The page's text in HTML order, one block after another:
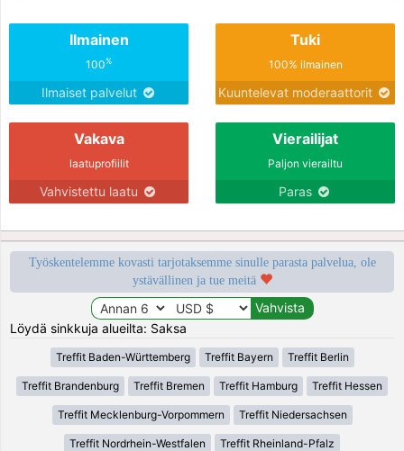
Ilmainen
100%
Ilmaiset palvelut
Tuki
100% ilmainen
Kuuntelevat moderaattorit
Vakava
laatuprofiilit
Vahvistettu laatu
Vierailijat
Paljon vierailtu
Paras
Työskentelemme kovasti tarjotaksemme sinulle parasta palvelua, ole
ystävällinen ja tue meitä
Löydä sinkkuja alueilta: Saksa
Treffit Baden-Württemberg Treffit Bayern Treffit Berlin
Treffit Brandenburg Treffit Bremen Treffit Hamburg Treffit Hessen
Treffit Mecklenburg-Vorpommern Treffit Niedersachsen
Treffit Nordrhein-Westfalen Treffit Rheinland-Pfalz